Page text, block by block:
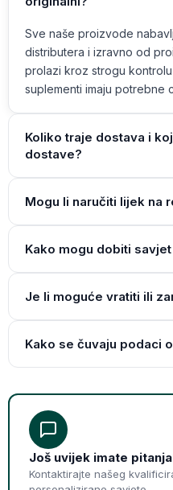
Sve naše proizvode
distributera i izravno od
prolazi kroz strogu
suplementi imaju potrebne
Koliko traje dostava i
dostave?
Mogu li naručiti lijek na
Kako mogu dobiti
Je li moguće vratiti ili
Kako se čuvaju podaci
Još uvijek imate
Kontaktirajte našeg